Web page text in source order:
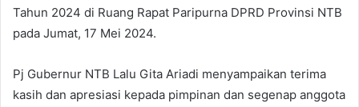
Tahun 2024 di Ruang Rapat Paripurna DPRD Provinsi NTB
pada Jumat, 17 Mei 2024.
Pj Gubernur NTB Lalu Gita Ariadi menyampaikan terima
kasih dan apresiasi kepada pimpinan dan segenap anggota